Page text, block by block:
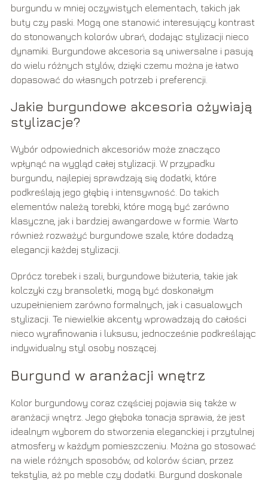
burgundu w mniej oczywistych elementach, takich jak
buty czy paski. Mogą one stanowić interesujący kontrast
do stonowanych kolorów ubrań, dodając stylizacji nieco
dynamiki. Burgundowe akcesoria są uniwersalne i pasują
do wielu różnych stylów, dzięki czemu można je łatwo
dopasować do własnych potrzeb i preferencji.
Jakie burgundowe akcesoria ożywiają
stylizacje?
Wybór odpowiednich akcesoriów może znacząco
wpłynąć na wygląd całej stylizacji. W przypadku
burgundu, najlepiej sprawdzają się dodatki, które
podkreślają jego głębię i intensywność. Do takich
elementów należą torebki, które mogą być zarówno
klasyczne, jak i bardziej awangardowe w formie. Warto
również rozważyć burgundowe szale, które dodadzą
elegancji każdej stylizacji.
Oprócz torebek i szali, burgundowe biżuteria, takie jak
kolczyki czy bransoletki, mogą być doskonałym
uzupełnieniem zarówno formalnych, jak i casualowych
stylizacji. Te niewielkie akcenty wprowadzają do całości
nieco wyrafinowania i luksusu, jednocześnie podkreślając
indywidualny styl osoby noszącej.
Burgund w aranżacji wnętrz
Kolor burgundowy coraz częściej pojawia się także w
aranżacji wnętrz. Jego głęboka tonacja sprawia, że jest
idealnym wyborem do stworzenia eleganckiej i przytulnej
atmosfery w każdym pomieszczeniu. Można go stosować
na wiele różnych sposobów, od kolorów ścian, przez
tekstylia, aż po meble czy dodatki. Burgund doskonale